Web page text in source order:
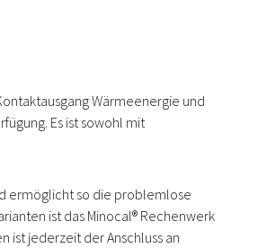
Wärmeenergie und
Es ist sowohl mit
ermöglicht so die problemlose
ist das Minocal® Rechenwerk
ist jederzeit der Anschluss an